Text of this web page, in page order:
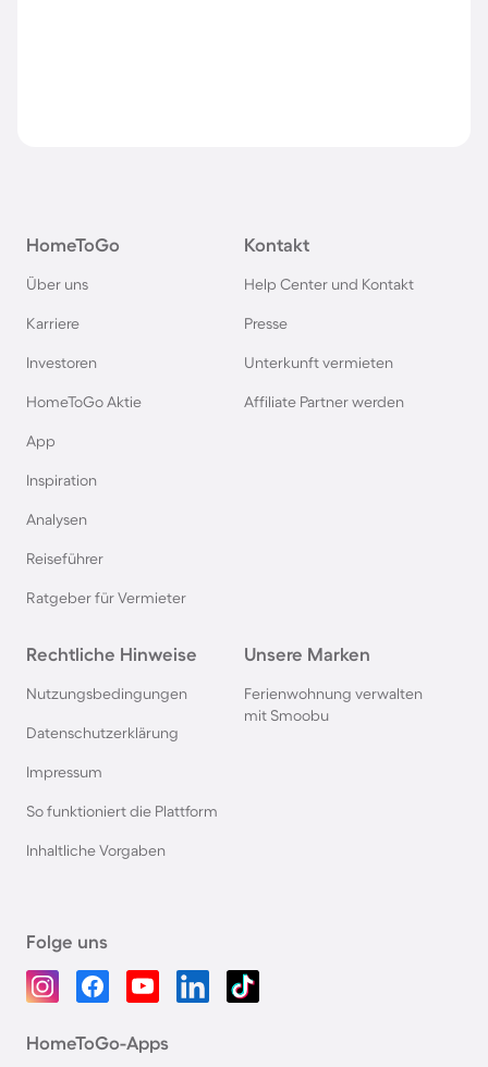
HomeToGo
Über uns
Karriere
Investoren
HomeToGo Aktie
App
Inspiration
Analysen
Reiseführer
Ratgeber für Vermieter
Kontakt
Help Center und Kontakt
Presse
Unterkunft vermieten
Affiliate Partner werden
Rechtliche Hinweise
Nutzungsbedingungen
Datenschutzerklärung
Impressum
So funktioniert die Plattform
Inhaltliche Vorgaben
Unsere Marken
Ferienwohnung verwalten
mit Smoobu
Folge uns
HomeToGo-Apps